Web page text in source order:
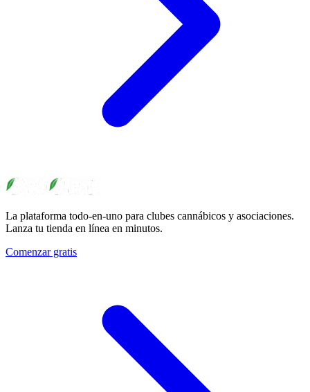
La plataforma todo-en-uno para clubes cannábicos y asociaciones.
Lanza tu tienda en línea en minutos.
Comenzar gratis